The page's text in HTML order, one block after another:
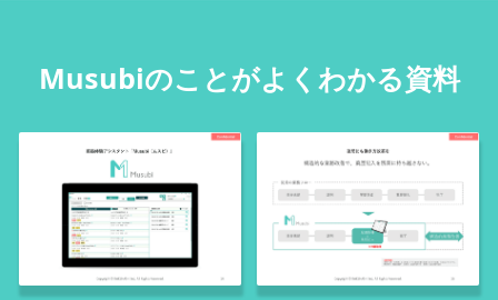
Musubiのことがよくわかる資料